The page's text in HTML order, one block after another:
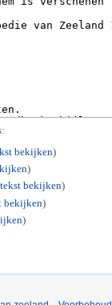
bekijken)
)
bekijken)
bekijken)
)